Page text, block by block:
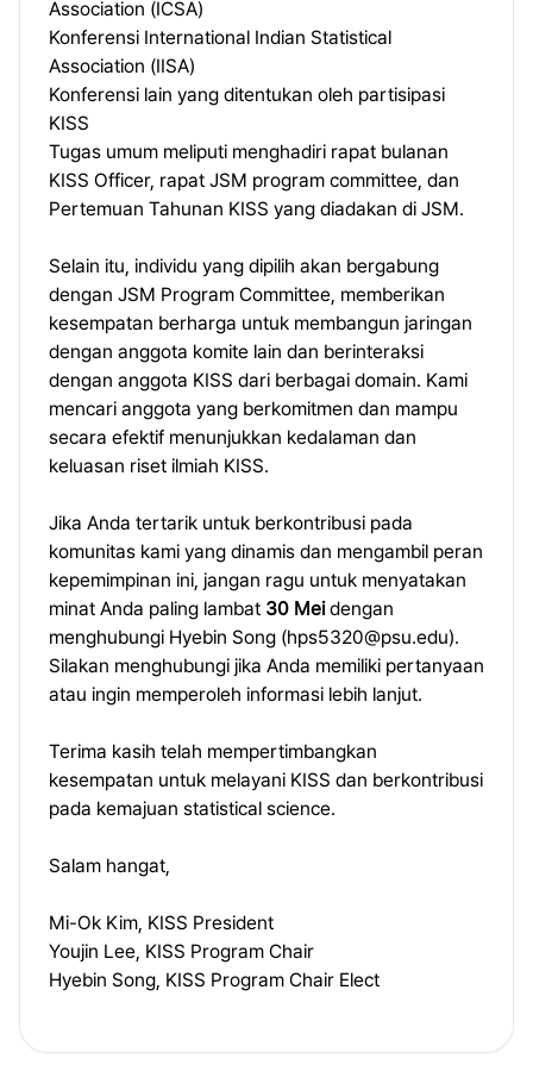
Association (ICSA)
Konferensi International Indian Statistical
Association (IISA)
Konferensi lain yang ditentukan oleh partisipasi
KISS
Tugas umum meliputi menghadiri rapat bulanan
KISS Officer, rapat JSM program committee, dan
Pertemuan Tahunan KISS yang diadakan di JSM.
Selain itu, individu yang dipilih akan bergabung
dengan JSM Program Committee, memberikan
kesempatan berharga untuk membangun jaringan
dengan anggota komite lain dan berinteraksi
dengan anggota KISS dari berbagai domain. Kami
mencari anggota yang berkomitmen dan mampu
secara efektif menunjukkan kedalaman dan
keluasan riset ilmiah KISS.
Jika Anda tertarik untuk berkontribusi pada
komunitas kami yang dinamis dan mengambil peran
kepemimpinan ini, jangan ragu untuk menyatakan
minat Anda paling lambat 30 Meidengan
menghubungi Hyebin Song (hps5320@psu.edu).
Silakan menghubungi jika Anda memiliki pertanyaan
atau ingin memperoleh informasi lebih lanjut.
Terima kasih telah mempertimbangkan
kesempatan untuk melayani KISS dan berkontribusi
pada kemajuan statistical science.
Salam hangat,
Mi-Ok Kim, KISS President
Youjin Lee, KISS Program Chair
Hyebin Song, KISS Program Chair Elect